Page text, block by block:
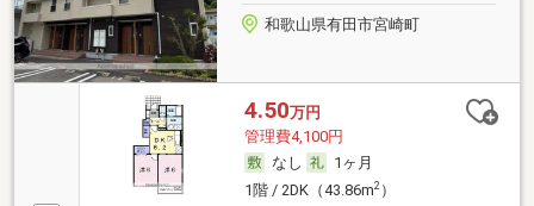
和歌山県有田市宮崎町
4.50万円
管理費4,100円
なし
1ヶ月
1階 / 2DK（43.86m2）